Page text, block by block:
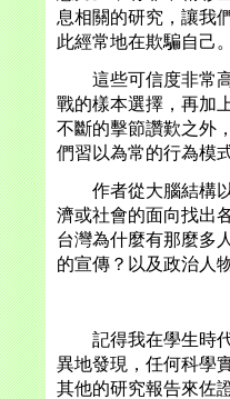
息相關的研究，讓我
此經常地在欺騙自己。
這些可信度非常高
戰的樣本選擇，再加
不斷的擊節讚歎之外
們習以為常的行為模式
作者從大腦結構以
濟或社會的面向找出
台灣為什麼有那麼多
的宣傳？以及政治人
記得我在學生時代
異地發現，任何科學
其他的研究報告來佐